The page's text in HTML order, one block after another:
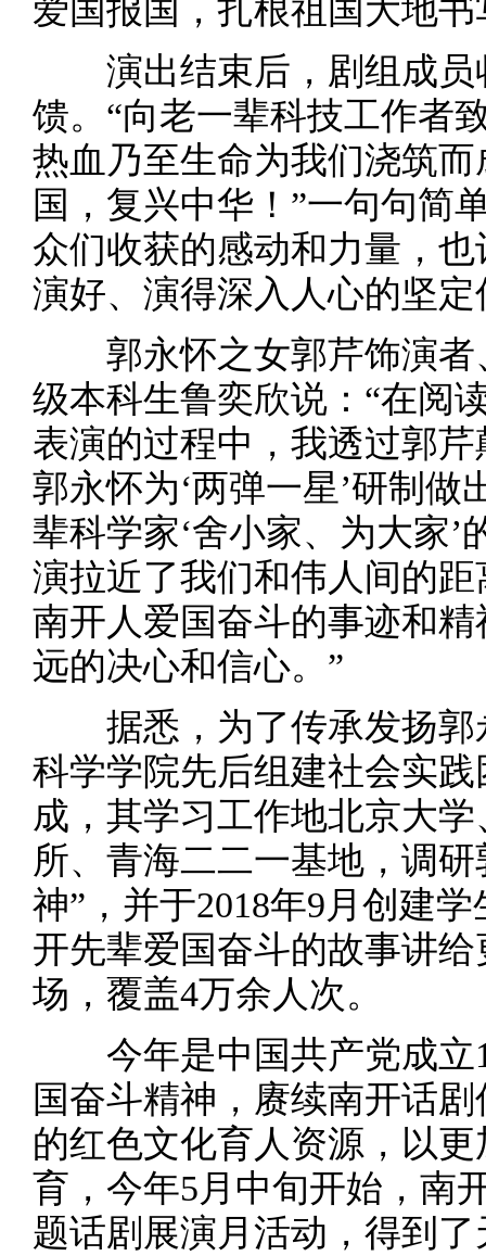
爱国报国，扎根祖国大地
演出结束后，剧组成员
馈。“向老一辈科技工作者
热血乃至生命为我们浇筑
国，复兴中华！”一句句简
众们收获的感动和力量，
演好、演得深入人心的坚定
郭永怀之女郭芹饰演者
级本科生鲁奕欣说：“在阅
表演的过程中，我透过郭
郭永怀为‘两弹一星’研制
辈科学家‘舍小家、为大家
演拉近了我们和伟人间的
南开人爱国奋斗的事迹和
远的决心和信心。”
据悉，为了传承发扬郭
科学学院先后组建社会实
成，其学习工作地北京大
所、青海二二一基地，调
神”，并于2018年9月创建
开先辈爱国奋斗的故事讲
场，覆盖4万余人次。
今年是中国共产党成立
国奋斗精神，赓续南开话
的红色文化育人资源，以
育，今年5月中旬开始，南
题话剧展演月活动，得到